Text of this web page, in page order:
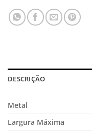
DESCRIÇÃO
Metal
Largura Máxima